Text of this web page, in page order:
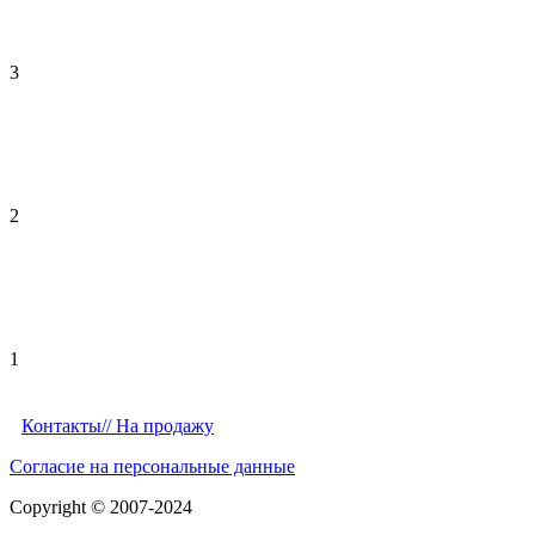
3
2
1
Контакты// На продажу
Согласие на персональные данные
Copyright © 2007-2024